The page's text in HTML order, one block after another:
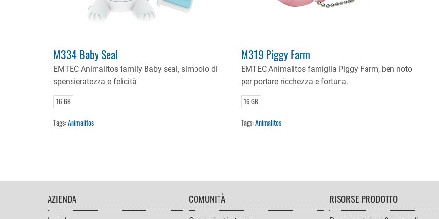
M334 Baby Seal
EMTEC Animalitos family Baby seal, simbolo di
spensieratezza e felicità
16 GB
Tags:Animalitos
M319 Piggy Farm
EMTEC Animalitos famiglia Piggy Farm, ben noto
per portare ricchezza e fortuna.
16 GB
Tags:Animalitos
FOOTER
NAVIGATION
AZIENDA COMUNITÀ RISORSE PRODOTTO